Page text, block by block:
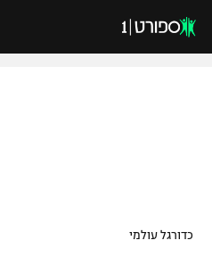
כדורגל עולמי